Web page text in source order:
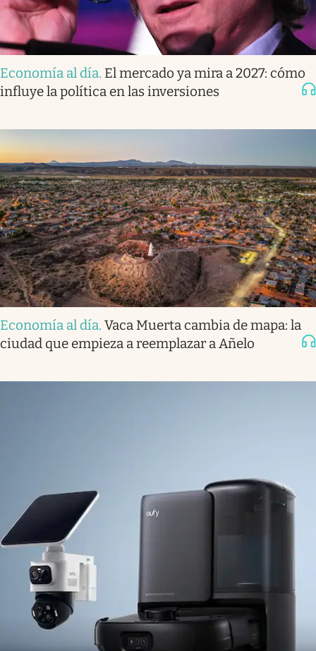
Economía al día. El mercado ya mira a 2027: cómo
influye la política en las inversiones
Economía al día. Vaca Muerta cambia de mapa: la
ciudad que empieza a reemplazar a Añelo